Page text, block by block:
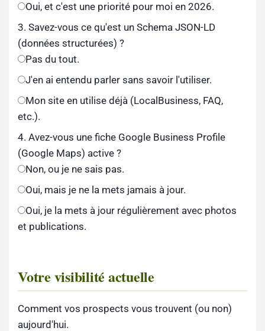
Oui, et c'est une priorité pour moi en 2026.
3. Savez-vous ce qu'est un Schema JSON-LD
(données structurées) ?
Pas du tout.
J'en ai entendu parler sans savoir l'utiliser.
Mon site en utilise déjà (LocalBusiness, FAQ,
etc.).
4. Avez-vous une fiche Google Business Profile
(Google Maps) active ?
Non, ou je ne sais pas.
Oui, mais je ne la mets jamais à jour.
Oui, je la mets à jour régulièrement avec photos
et publications.
Votre visibilité actuelle
Comment vos prospects vous trouvent (ou non)
aujourd'hui.